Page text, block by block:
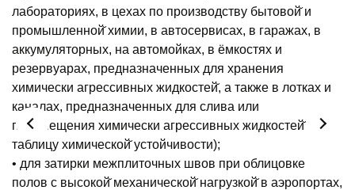
лабораториях, в цехах по производству бытовой̆ и
промышленной̆ химии, в автосервисах, в гаражах, в
аккумуляторных, на автомойках, в ёмкостях и
резервуарах, предназначенных для хранения
химически агрессивных жидкостей̆, а также в лотках и
каналах, предназначенных для слива или
перемещения химически агрессивных жидкостей̆ (см.
таблицу химической̆ устойчивости);
• для затирки межплиточных швов при облицовке
полов с высокой̆ механической̆ нагрузкой̆ в аэропортах,